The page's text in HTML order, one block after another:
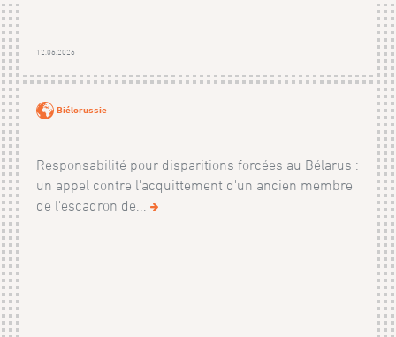
12.06.2026
Biélorussie
Responsabilité pour disparitions forcées au Bélarus :
un appel contre l'acquittement d'un ancien membre
de l'escadron de...